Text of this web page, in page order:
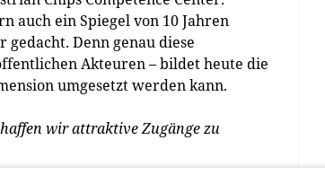
auch ein Spiegel von 10 Jahren
Denn genau diese
Akteuren – bildet heute die
umgesetzt werden kann.
wir attraktive Zugänge zu